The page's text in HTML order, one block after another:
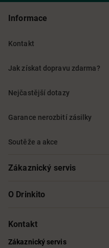
Informace
Kontakt
Jak získat dopravu zdarma?
Nejčastější dotazy
Garance nerozbití zásilky
Soutěže a akce
Zákaznický servis
Sledování objednávky
Obchodní podmínky
O Drinkito
O nás
Informace o přístupnosti služby
Kontakt
Zákaznický servis